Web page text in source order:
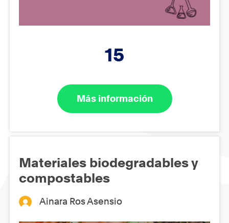
15
Más información
Materiales biodegradables y
compostables
Ainara Ros Asensio